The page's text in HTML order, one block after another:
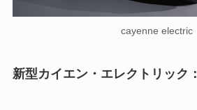
cayenne electric
新型カイエン・エレクトリック：